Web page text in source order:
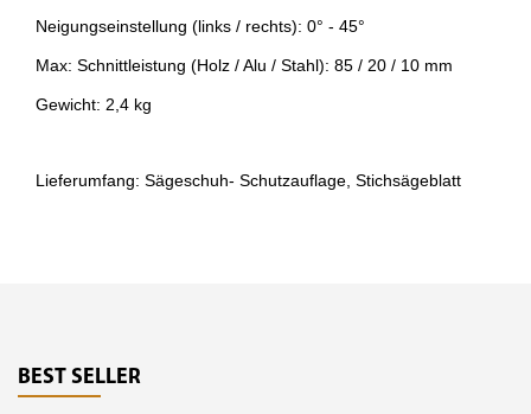
Neigungseinstellung (links / rechts): 0° - 45°
Max: Schnittleistung (Holz / Alu / Stahl): 85 / 20 / 10 mm
Gewicht: 2,4 kg
Lieferumfang: Sägeschuh- Schutzauflage, Stichsägeblatt
BEST SELLER